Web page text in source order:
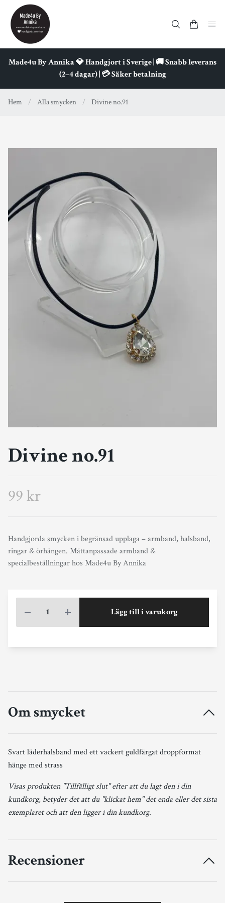
Made4u By Annika 💎 Handgjort i Sverige | 🚚 Snabb leverans
(2–4 dagar) | 💳 Säker betalning
Hem / Alla smycken / Divine no.91
Divine no.91
99 kr
Handgjorda smycken i begränsad upplaga – armband, halsband,
ringar & örhängen. Måttanpassade armband &
specialbeställningar hos Made4u By Annika
Lägg till i varukorg
Om smycket
Svart läderhalsband med ett vackert guldfärgat droppformat
hänge med strass
Visas produkten "Tillfälligt slut" efter att du lagt den i din
kundkorg, betyder det att du "klickat hem" det enda eller det sista
exemplaret och att den ligger i din kundkorg.
Recensioner